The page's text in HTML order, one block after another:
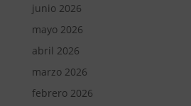
junio 2026
mayo 2026
abril 2026
marzo 2026
febrero 2026